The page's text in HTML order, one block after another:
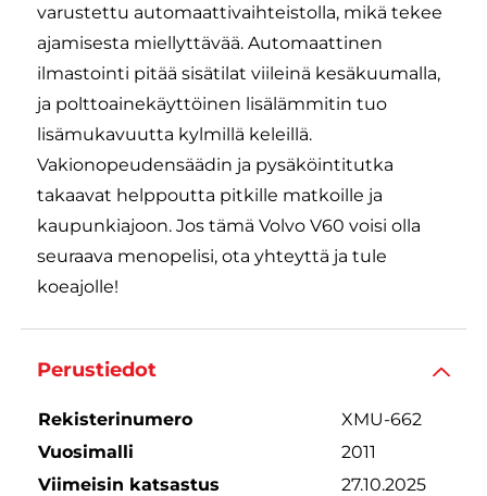
varustettu automaattivaihteistolla, mikä tekee
ajamisesta miellyttävää. Automaattinen
ilmastointi pitää sisätilat viileinä kesäkuumalla,
ja polttoainekäyttöinen lisälämmitin tuo
lisämukavuutta kylmillä keleillä.
Vakionopeudensäädin ja pysäköintitutka
takaavat helppoutta pitkille matkoille ja
kaupunkiajoon. Jos tämä Volvo V60 voisi olla
seuraava menopelisi, ota yhteyttä ja tule
koeajolle!
Perustiedot
Rekisterinumero
XMU-662
Vuosimalli
2011
Viimeisin katsastus
27.10.2025